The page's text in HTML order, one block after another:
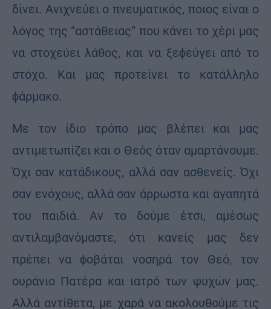
δίνει. Ανιχνεύει ο πνευματικός, ποιος είναι ο
λόγος της “αστάθειας” που κάνει το χέρι μας
να στοχεύει λάθος, και να ξεϕεύγει από το
στόχο. Και μας προτείνει το κατάλληλο
ϕάρμακο.
Με τον ίδιο τρόπο μας βλέπει και μας
αντιμετωπίζει και ο Θεός όταν αμαρτάνουμε.
Όχι σαν κατάδικους, αλλά σαν ασθενείς. Όχι
σαν ενόχους, αλλά σαν άρρωστα και αγαπητά
του παιδιά. Αν το δούμε έτσι, αμέσως
αντιλαμβανόμαστε, ότι κανείς μας δεν
πρέπει να ϕοβάται νοσηρά τον Θεό, τον
ουράνιο Πατέρα και ιατρό των ψυχών μας.
Αλλά αντίθετα, με χαρά να ακολουθούμε τις